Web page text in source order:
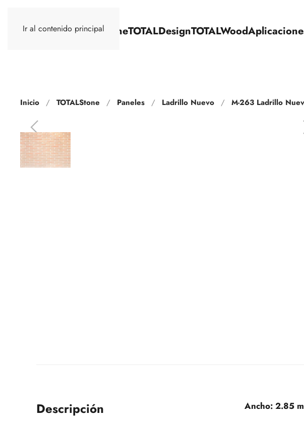
Ir al contenido principal
TOTALStoneTOTALDesignTOTALWood
Inicio TOTALStone Paneles Ladrillo Nuevo M-263 Ladrillo
Descripción Ancho: 2.85